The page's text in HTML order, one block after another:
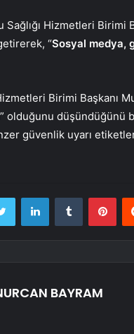
Sağlığı Hizmetleri
“Sosyal medya,
Birimi Başkanı
olduğunu
güvenlik uyarı
Twitter LinkedInTumblr
BAYRAM